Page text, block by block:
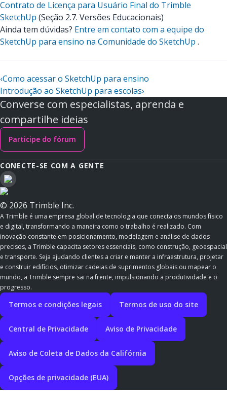
Contrato de Licença para Usuário Final do Trimble
SketchUp (Seção 2.7. Versões Educacionais)
Ainda tem dúvidas? Entre em contato com a equipe do
SketchUp para ensino na Comunidade do SketchUp .
‹Como acessar o SketchUp para ensino
Introdução ao SketchUp para escolas›
Converse com especialistas, aprenda e
compartilhe ideias
Participe do fórum
CONECTE-SE COM A GENTE
© 2026 Trimble Inc.
A Trimble é uma empresa global de tecnologia que conecta os mundos físico
e digital, transformando a maneira como o trabalho é realizado. Com
inovação constante em posicionamento, modelagem e análise de dados
precisos, a Trimble capacita setores essenciais, como construção, geoespacial
e transporte. Seja ajudando clientes a criar e manter a infraestrutura, projetar
e construir edifícios, otimizar cadeias de suprimentos globais ou mapear o
mundo, a Trimble sempre sai na frente, impulsionando a produtividade e o
progresso.
Termos e condições legais Termos de uso do site
Central de Privacidade Aviso de Privacidade
Aviso de Coleta de Dados da Califórnia
Opções de privacidade (EUA)